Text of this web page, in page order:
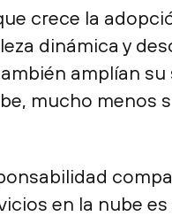
crece la
dinámica y
amplían
mucho menos
en la nube